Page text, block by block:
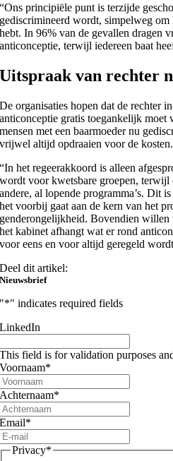
“Ons principiële punt is terzijde
gediscrimineerd wordt, simpelweg om
hebt. In 96% van de gevallen dragen
anticonceptie, terwijl iedereen baat
Uitspraak van rechter
De organisaties hopen dat de rechter
anticonceptie gratis toegankelijk moet
mensen met een baarmoeder nu
vrijwel altijd opdraaien voor de kosten.
“In het regeerakkoord is alleen
wordt voor kwetsbare groepen,terwijl
andere, al lopende programma’s. Dit is
het voorbij gaat aan de kern van het
genderongelijkheid. Bovendien willen
het kabinet afhangt wat er rond
voor eens en voor altijd geregeld
Deel dit artikel:
Nieuwsbrief
"*" indicates required fields
LinkedIn
This field is for validation purposes
Voornaam*
Achternaam*
Email*
Privacy*